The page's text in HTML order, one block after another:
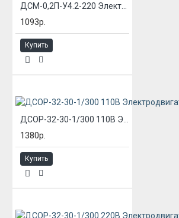
1093р.
Купить
1380р.
Купить